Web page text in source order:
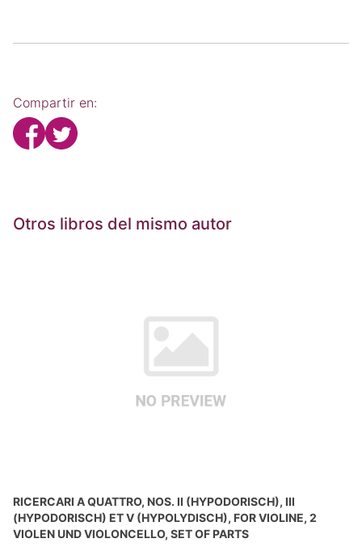
Compartir en:
Otros libros del mismo autor
RICERCARI A QUATTRO, NOS. II (HYPODORISCH), III
(HYPODORISCH) ET V (HYPOLYDISCH), FOR VIOLINE, 2
VIOLEN UND VIOLONCELLO, SET OF PARTS